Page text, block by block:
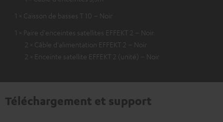
1 × Caisson de basses T 10 – Noir
1 × Paire d'enceintes satellites EFFEKT 2 – Noir
2 × Câble d'alimentation EFFEKT 2 – Noir
2 × Enceinte satellite EFFEKT 2 (unité) – Noir
Téléchargement et support